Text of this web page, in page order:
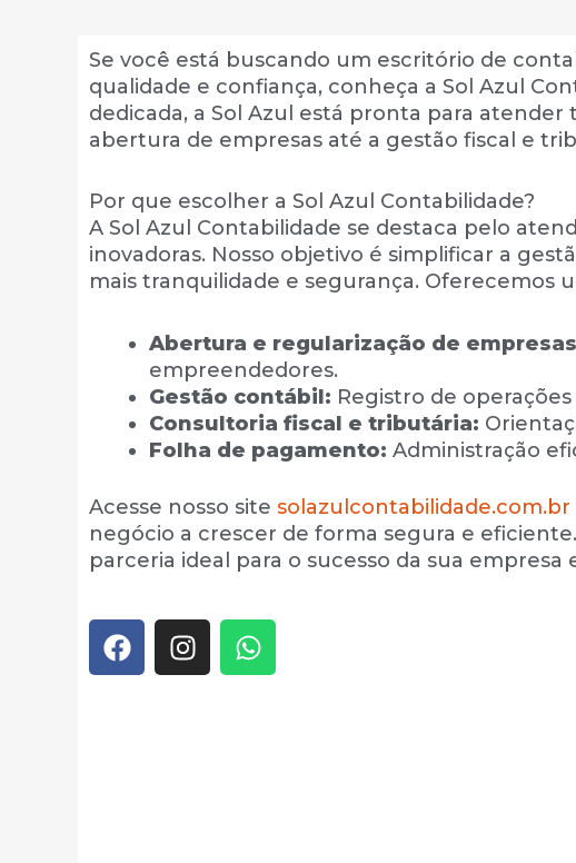
Se você está buscando um escritório de
qualidade e confiança, conheça a Sol Azul
dedicada, a Sol Azul está pronta para atender
abertura de empresas até a gestão fiscal e
Por que escolher a Sol Azul Contabilidade?
A Sol Azul Contabilidade se destaca pelo
inovadoras. Nosso objetivo é simplificar a
mais tranquilidade e segurança. Oferecemos
Abertura e regularização de
empreendedores.
Gestão contábil: Registro de
Consultoria fiscal e tributária:
Folha de pagamento: Administração
Acesse nosso site solazulcontabilidade.com.br
negócio a crescer de forma segura e
parceria ideal para o sucesso da sua empresa
F
a
I
n
W
h